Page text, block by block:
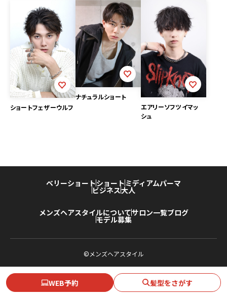
WEB予約 髪型をさがす
ショートフェザーウルフ
ナチュラルショート
エアリーソフツイマッ
シュ
ベリーショートショート ミディアムパーマ
ビジネス大人
メンズヘアスタイルについてサロン一覧ブログ
モデル募集
©メンズヘアスタイル